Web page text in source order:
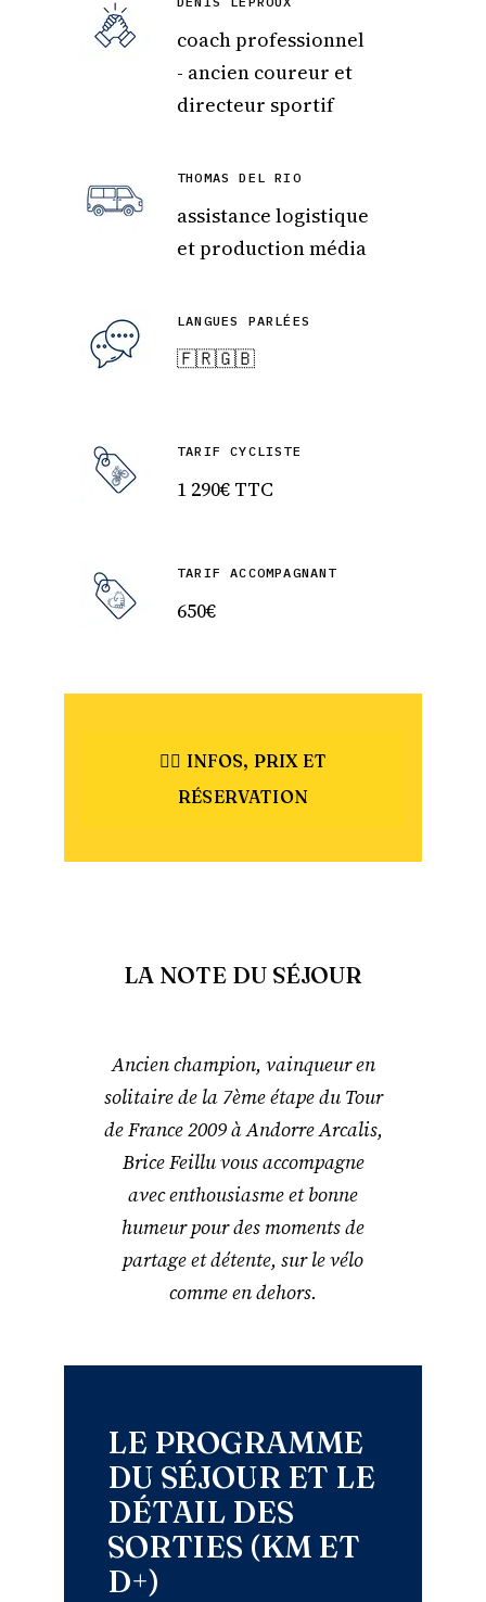
coach professionnel
- ancien coureur et
directeur sportif
THOMAS DEL RIO
assistance logistique
et production média
LANGUES PARLÉES
🇫🇷🇬🇧
TARIF CYCLISTE
1 290€ TTC
TARIF ACCOMPAGNANT
650€
👉🏻 INFOS, PRIX ET
RÉSERVATION
LA NOTE DU SÉJOUR
Ancien champion, vainqueur en
solitaire de la 7ème étape du Tour
de France 2009 à Andorre Arcalis,
Brice Feillu vous accompagne
avec enthousiasme et bonne
humeur pour des moments de
partage et détente, sur le vélo
comme en dehors.
LE PROGRAMME
DU SÉJOUR ET LE
DÉTAIL DES
SORTIES (KM ET
D+)